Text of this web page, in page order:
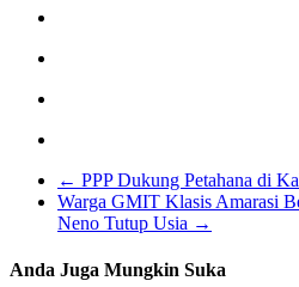
← PPP Dukung Petahana di
Warga GMIT Klasis Amarasi
Neno Tutup Usia →
Anda Juga Mungkin Suka